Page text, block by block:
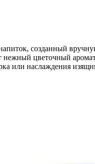
созданный
нежный цветочный
или наслаждения